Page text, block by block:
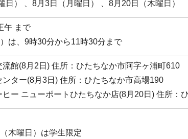
日） 、8月3日（月曜日） 、8月20日（木曜日）
午 まで
は、9時30分から11時30分まで
館(8月2日) 住所：ひたちなか市阿字ヶ浦町610
ター(8月3日) 住所：ひたちなか市高場190
ー ニューポートひたちなか店(8月20日) 住所：
木曜日）は学生限定